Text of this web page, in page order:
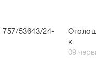
757/53643/24-
к
09